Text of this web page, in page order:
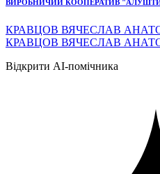
ВИРОБНИЧИЙ КООПЕРАТИВ
КРАВЦОВ ВЯЧЕСЛАВ
КРАВЦОВ ВЯЧЕСЛАВ
Відкрити AI-помічника